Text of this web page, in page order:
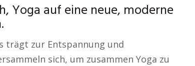
Yoga auf eine neue, moderne
trägt zur Entspannung und
sich, um zusammen Yoga zu